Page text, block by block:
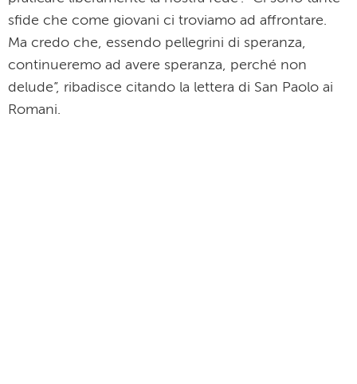
sfide che come giovani ci troviamo ad affrontare.
Ma credo che, essendo pellegrini di speranza,
continueremo ad avere speranza, perché non
delude”, ribadisce citando la lettera di San Paolo ai
Romani.